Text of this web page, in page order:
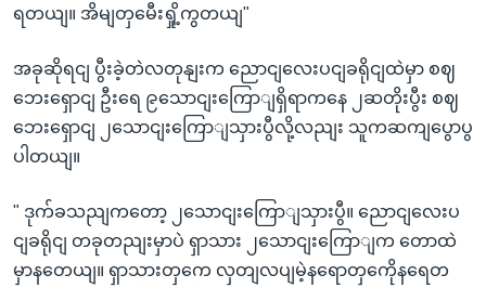
ရတယျ။ အိမျတှမေီးရှို့ကွတယျ"
အခုဆိုရငျ ပွီးခဲ့တဲလတုနျးက ညောငျလေးပငျခရိုငျထဲမှာ စဈ
ဘေးရှောငျ ဦးရေ ၉သောငျးကြောျရှိရာကနေ ၂ဆတိုးပွီး စဈ
ဘေးရှောငျ ၂သောငျးကြောျသှားပွီလို့လညျး သူကဆကျပွောပွ
ပါတယျ။
" ဒုက်ခသညျကတော့ ၂သောငျးကြောျသှားပွီ။ ညောငျလေးပ
ငျခရိုငျ တခုတညျးမှာပဲ ရှာသား ၂သောငျးကြောျက တောထဲ
မှာနတေယျ။ ရှာသားတှကေ လှတျလပျမဲ့နရောတှကေိုနရေတ